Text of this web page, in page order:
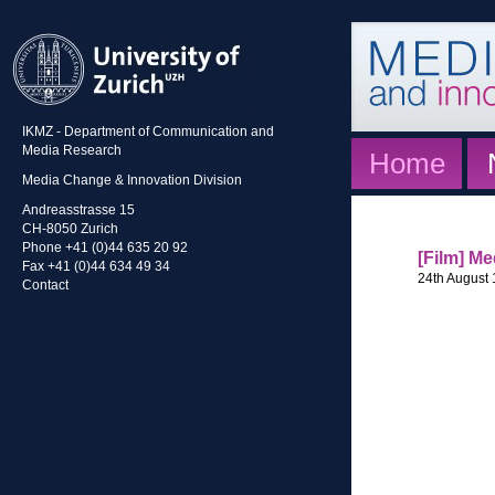
IKMZ - Department of Communication and
Media Research
Media Change & Innovation Division
Andreasstrasse 15
CH-8050 Zurich
Phone +41 (0)44 635 20 92
Fax +41 (0)44 634 49 34
Contact
Home
[Film]
24th August